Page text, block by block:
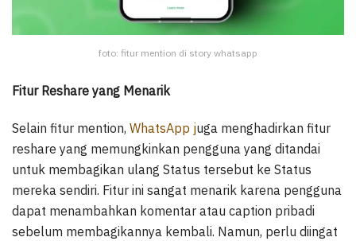
foto: fitur mention di story whatsapp
Fitur Reshare yang Menarik
Selain fitur mention, WhatsApp juga menghadirkan fitur
reshare yang memungkinkan pengguna yang ditandai
untuk membagikan ulang Status tersebut ke Status
mereka sendiri. Fitur ini sangat menarik karena pengguna
dapat menambahkan komentar atau caption pribadi
sebelum membagikannya kembali. Namun, perlu diingat